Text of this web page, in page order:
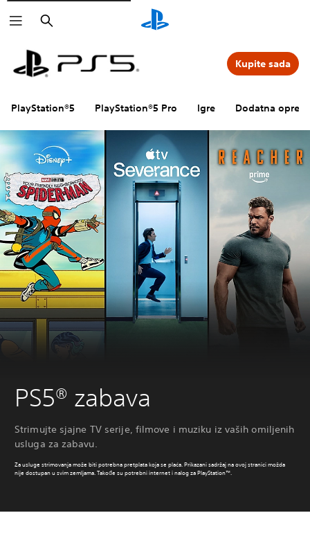
Pretraga
PlayStation®5 PlayStation®5 Pro Igre Dodatna
Kupite sada
PS5® zabava
Strimujte sjajne TV serije, filmove i muziku iz vaših omiljenih
usluga za zabavu.
Za usluge strimovanja može biti potrebna pretplata koja se plaća. Prikazani sadržaj na ovoj stranici možda
nije dostupan u svim zemljama. Takođe su potrebni internet i nalog za PlayStation™.